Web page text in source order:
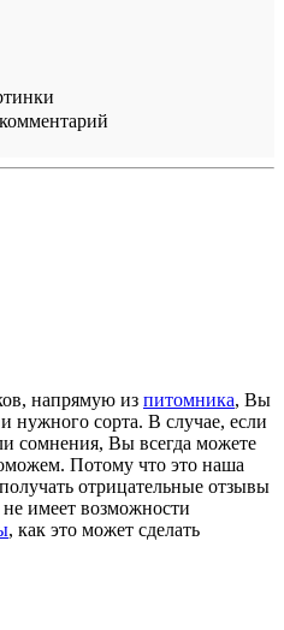
напрямую из питомника, Вы
нужного сорта. В случае, если
сомнения, Вы всегда можете
Потому что это наша
отрицательные отзывы
имеет возможности
, как это может сделать